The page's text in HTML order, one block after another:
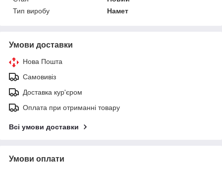
Тип виробу
Намет
Умови доставки
Нова Пошта
Самовивіз
Доставка кур'єром
Оплата при отриманні товару
Всі умови доставки
Умови оплати